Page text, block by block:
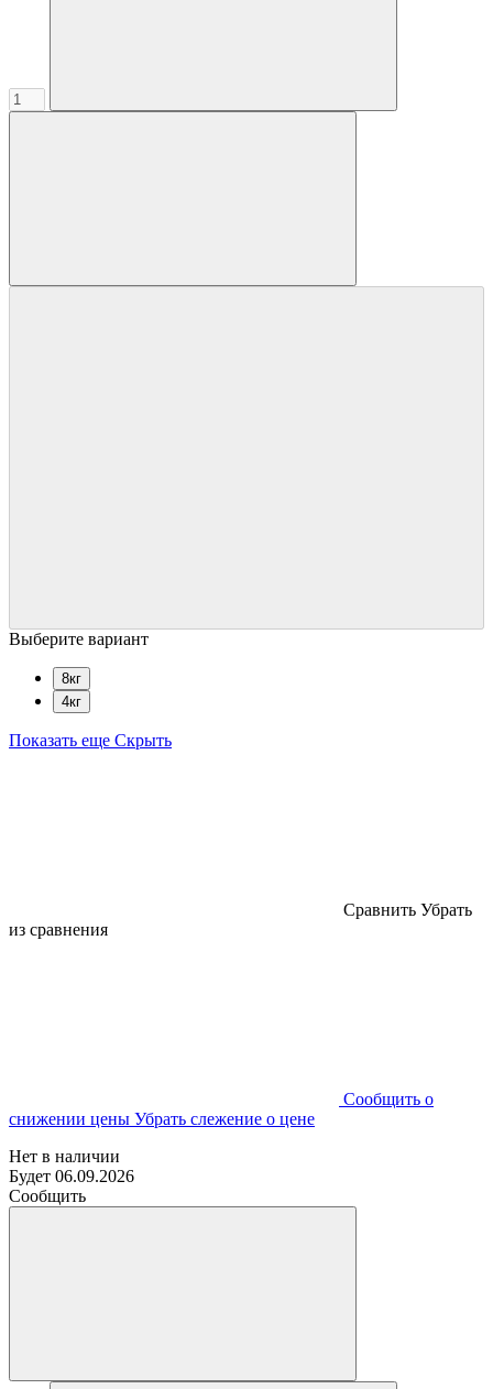
Выберите вариант
8кг
4кг
Показать еще Скрыть
Cравнить Убрать
из сравнения
Cообщить о
снижении цены Убрать слежение о цене
Нет в наличии
Будет 06.09.2026
Сообщить